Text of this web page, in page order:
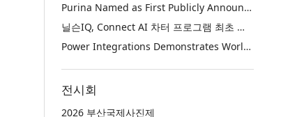
Purina Named as First Publicly Announced NIQ ConnectAI Charter Client
닐슨IQ, Connect AI 차터 프로그램 최초 고객사 ‘퓨리나’ 선정
Power Integrations Demonstrates World’s First 2200 V GaN Technology for Next-Era High-Voltage Power Systems
전시회
2026 부산국제사진제